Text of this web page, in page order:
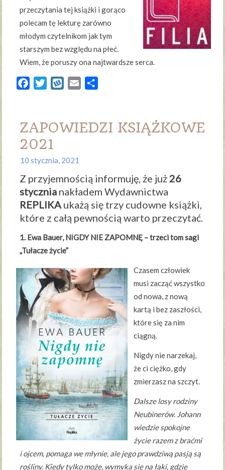
przeczytania tej książki i gorąco
polecam tę lekturę zarówno
młodym czytelnikom jak tym
starszym bez względu na płeć.
Wiem, że poruszy ona najtwardsze serca.
FacebookTwitterWykopEmail
ZAPOWIEDZI KSIĄŻKOWE
2021
10 stycznia, 2021
Z przyjemnością informuję, że już 26
stycznia nakładem Wydawnictwa
REPLIKA ukażą się trzy cudowne książki,
które z całą pewnością warto przeczytać.
1. Ewa Bauer, NIGDY NIE ZAPOMNĘ – trzeci tom sagi
„Tułacze życie”
Czasem człowiek
musi zacząć wszystko
od nowa, z nową
kartą i bez zaszłości,
które się za nim
ciągną.
Nigdy nie narzekaj,
że ci ciężko, gdy
zmierzasz na szczyt.
Dalsze losy rodziny
Neubinerów. Johann
wiedzie spokojne
życie razem z braćmi
i ojcem, pomaga we młynie, ale jego prawdziwą pasją są
rośliny. Kiedy tylko może, wymyka się na łąki, gdzie